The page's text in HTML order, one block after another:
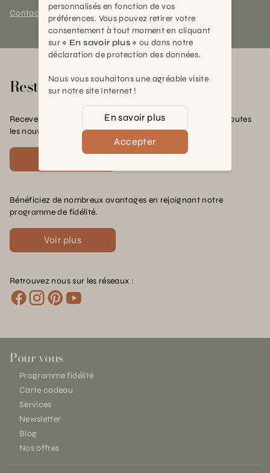
Contact et horaires
Rester en contact
Recevez nos offres exclusives, nos conseils pratiques et toutes
les nouvelles Schilliger
Bénéficiez de nombreux avantages en rejoignant notre
programme de fidélité.
Voir plus
Retrouvez nous sur les réseaux :
Pour vous
Programme fidélité
Carte cadeau
Services
Newsletter
Blog
Nos offres
personnalisés en fonction de vos
préférences. Vous pouvez retirer votre
consentement à tout moment en cliquant
sur « En savoir plus » ou dans notre
déclaration de protection des données.
Nous vous souhaitons une agréable visite
sur notre site Internet !
En savoir plus
Accepter